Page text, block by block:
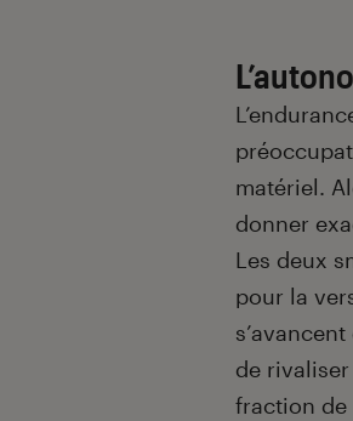
matériel.
donner
Les deux
pour la
de
fraction de